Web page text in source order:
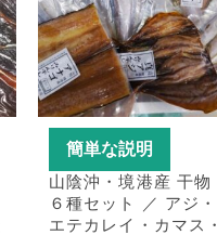
簡単な説明
山陰沖・境港産 干物
６種セット ／ アジ・
エテカレイ・カマス・